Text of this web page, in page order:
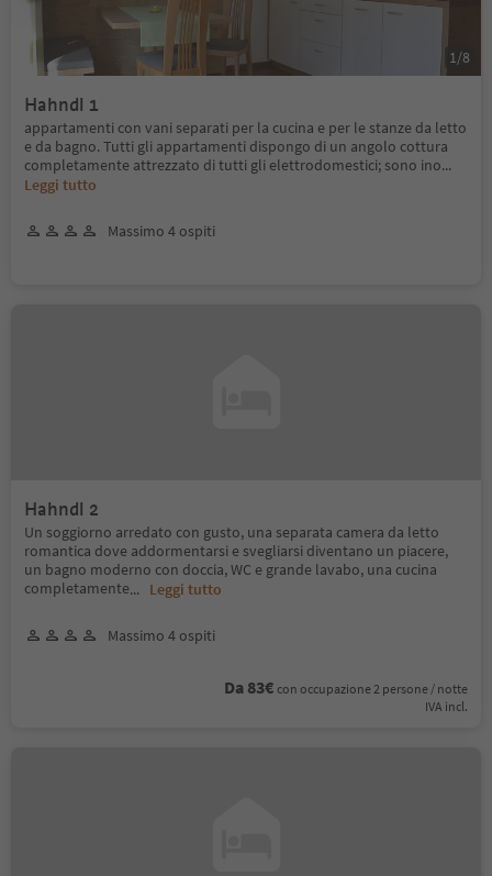
Hahndl 1
appartamenti con vani separati per la cucina e per le stanze da letto
e da bagno. Tutti gli appartamenti dispongo di un angolo cottura
completamente attrezzato di tutti gli elettrodomestici; sono ino...
Leggi tutto
Massimo 4 ospiti
1 /8
Hahndl 2
Un soggiorno arredato con gusto, una separata camera da letto
romantica dove addormentarsi e svegliarsi diventano un piacere,
un bagno moderno con doccia, WC e grande lavabo, una cucina
completamente... Leggi tutto
Massimo 4 ospiti
Da 83€ con occupazione 2 persone / notte
IVA incl.